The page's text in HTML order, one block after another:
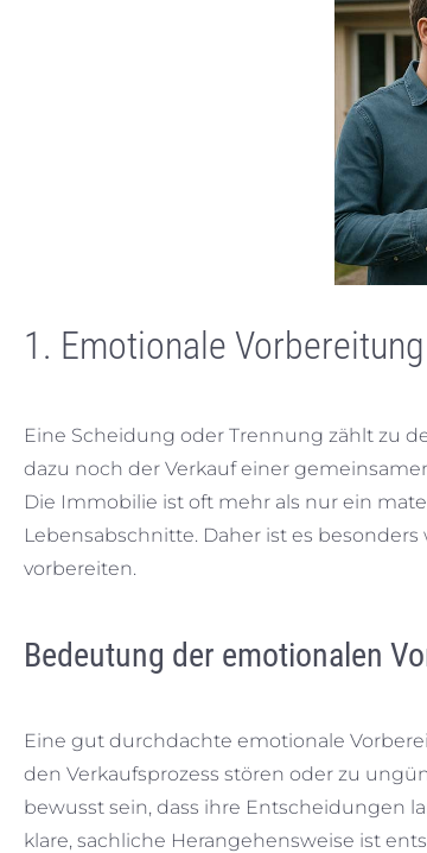
1. Emotionale Vorbereitung
Eine Scheidung oder Trennung zählt zu
dazu noch der Verkauf einer
Die Immobilie ist oft mehr als nur ein
Lebensabschnitte. Daher ist es
vorbereiten.
Bedeutung der emotionalen
Eine gut durchdachte emotionale
den Verkaufsprozess stören oder zu
bewusst sein, dass ihre Entscheidungen
klare, sachliche Herangehensweise ist